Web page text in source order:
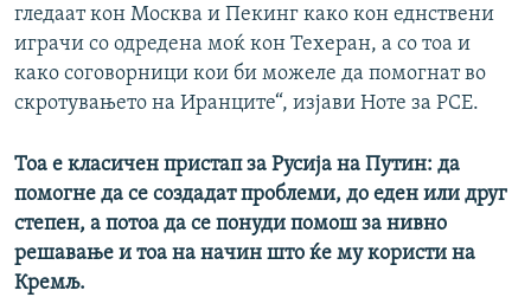
гледаат кон Москва и Пекинг како кон еднствени
играчи со одредена моќ кон Техеран, а со тоа и
како соговорници кои би можеле да помогнат во
скротувањето на Иранците“, изјави Ноте за РСЕ.
Тоа е класичен пристап за Русија на Путин: да
помогне да се создадат проблеми, до еден или друг
степен, а потоа да се понуди помош за нивно
решавање и тоа на начин што ќе му користи на
Кремљ.